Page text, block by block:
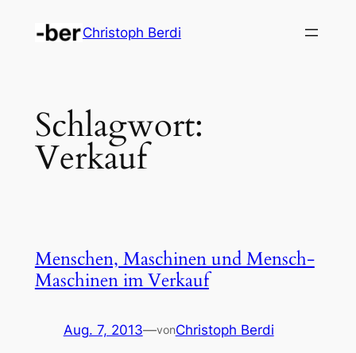
Inhalt
Christoph Berdi
Schlagwort:
Verkauf
Menschen, Maschinen und Mensch-
Maschinen im Verkauf
Aug. 7, 2013—vonChristoph Berdi